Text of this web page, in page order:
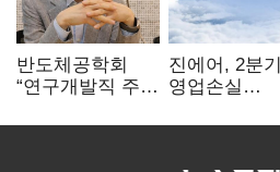
반도체공학회
“연구개발직 주
개선해야”
진에어, 2분기
영업손실
상승 여파